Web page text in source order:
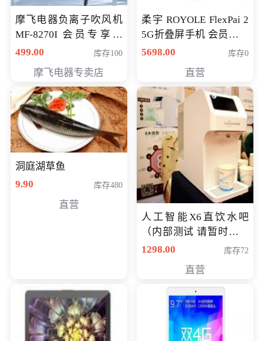
摩飞电器负离子吹风机
MF-8270I 会员专享价
369元
499.00 库存100
摩飞电器专卖店
柔宇 ROYOLE FlexPai 2
5G折叠屏手机 会员专享
购买价格 4998元
5698.00 库存0
直营
洞庭湖草鱼
9.90
库存480
直营
人工智能X6直饮水吧
（内部测试 请暂时不要
购买）
1298.00 库存72
直营